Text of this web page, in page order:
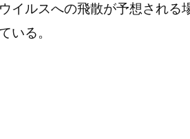
イルスへの飛散が予想される
いる。